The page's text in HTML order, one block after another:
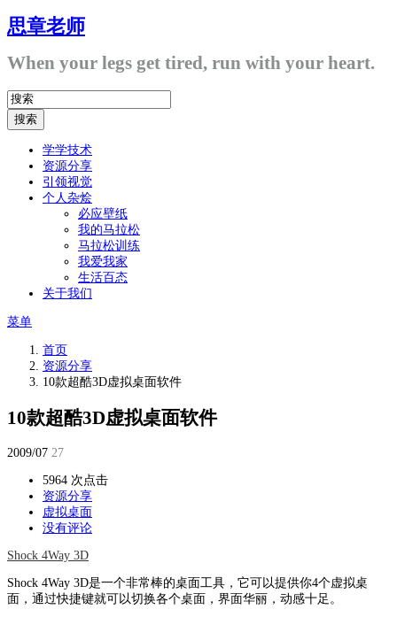
思章老师
When your legs get tired, run with your heart.
学学技术
资源分享
引领视觉
个人杂烩
必应壁纸
我的马拉松
马拉松训练
我爱我家
生活百态
关于我们
菜单
首页
资源分享
10款超酷3D虚拟桌面软件
10款超酷3D虚拟桌面软件
2009/07 27
5964 次点击
资源分享
虚拟桌面
没有评论
Shock 4Way 3D
Shock 4Way 3D是一个非常棒的桌面工具，它可以提供你4个虚拟桌
面，通过快捷键就可以切换各个桌面，界面华丽，动感十足。